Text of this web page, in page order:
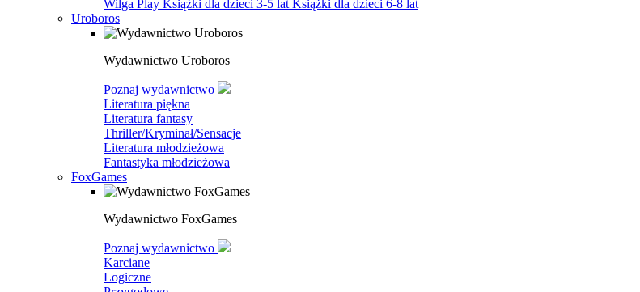
Wilga Play Książki dla dzieci 3-5 lat Książki dla dzieci 6-8 lat
Uroboros
Wydawnictwo Uroboros
Poznaj wydawnictwo
Literatura piękna
Literatura fantasy
Thriller/Kryminał/Sensacje
Literatura młodzieżowa
Fantastyka młodzieżowa
FoxGames
Wydawnictwo FoxGames
Poznaj wydawnictwo
Karciane
Logiczne